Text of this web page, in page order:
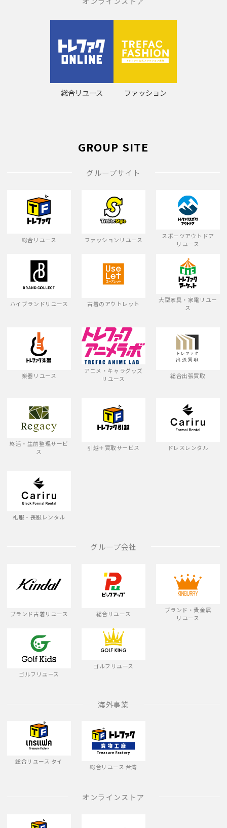
総合リユース ファッション
GROUP SITE
グループサイト
総合リユース ファッションリユース
スポーツアウトドア
リユース
ハイブランドリユース 古着のアウトレット
大型家具・家電リユー
ス
楽器リユース
アニメ・キャラグッズ
リユース
総合出張買取
終活・生前整理サービ
ス
引越＋買取サービス ドレスレンタル
礼服・喪服レンタル
グループ会社
ブランド古着リユース 総合リユース
ブランド・貴金属
リユース
ゴルフリユース
ゴルフリユース
海外事業
総合リユース タイ
総合リユース 台湾
オンラインストア